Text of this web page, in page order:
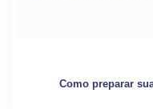
Como preparar